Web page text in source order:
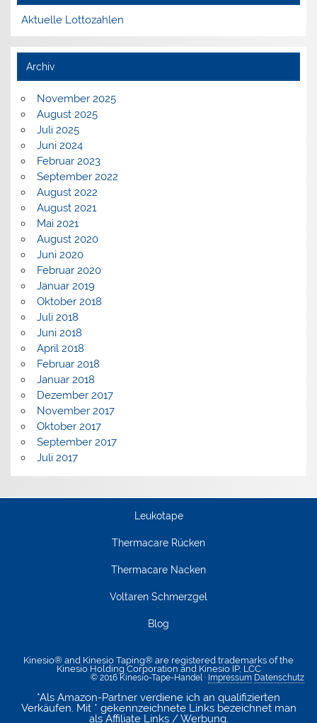
Aktuelle Lottozahlen
Archiv
November 2025
August 2025
Juli 2025
Juni 2024
Februar 2023
September 2022
August 2022
August 2021
Mai 2021
August 2020
Juni 2020
Februar 2020
Januar 2019
Oktober 2018
Juli 2018
Juni 2018
April 2018
Februar 2018
Januar 2018
Dezember 2017
November 2017
Oktober 2017
September 2017
Juli 2017
Leukotape
Thermacare Rücken
Thermacare Nacken
Voltaren Schmerzgel
Blog
Kinesio® and Kinesio Taping® are registered trademarks of the
Kinesio Holding Corporation and Kinesio IP, LCC
© 2016 Kinesio-Tape-Handel · Impressum Datenschutz
*Als Amazon-Partner verdiene ich an qualifizierten
Verkäufen. Mit * gekennzeichnete Links bezeichnet man
als Affiliate Links / Werbung.